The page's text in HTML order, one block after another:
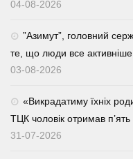
04-08-2026
⁨”Азимут”, головний
те, що люди все
03-08-2026
«Викрадатиму їхніх
ТЦК чоловік отримав
31-07-2026